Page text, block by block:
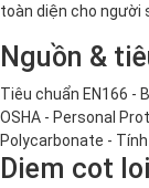
toàn diện cho người
Nguồn &
Tiêu chuẩn EN166 -
OSHA - Personal
Polycarbonate -
Diem cot loi